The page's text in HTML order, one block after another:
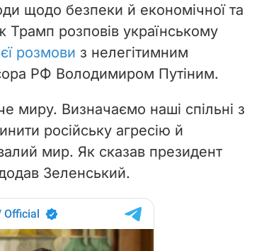
d
e
o
щодо безпеки й економічної та
Трамп розповів українському
розмови з нелегітимним
РФ Володимиром Путіним.
миру. Визначаємо наші спільні з
російську агресію й
мир. Як сказав президент
Зеленський.